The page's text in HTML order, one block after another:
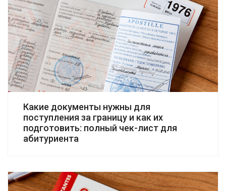
Какие документы нужны для
поступления за границу и как их
подготовить: полный чек-лист для
абитуриента